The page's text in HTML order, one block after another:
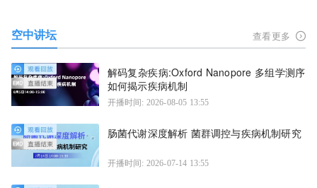
空中讲坛 查看更多
解码复杂疾病:Oxford Nanopore 多组学测序
如何揭示疾病机制
开播时间: 2026-08-05 13:55
肠菌代谢深度解析 菌群调控与疾病机制研究
开播时间: 2026-07-14 13:55